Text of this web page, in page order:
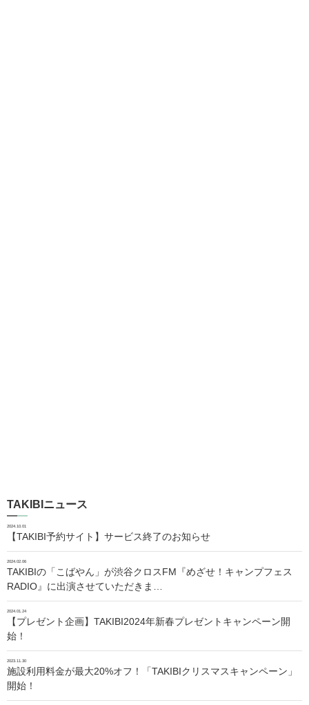
TAKIBIニュース
2024.10.01
【TAKIBI予約サイト】サービス終了のお知らせ
2024.02.06
TAKIBIの「こばやん」が渋谷クロスFM『めざせ！キャンプフェス
RADIO』に出演させていただきま…
2024.01.24
【プレゼント企画】TAKIBI2024年新春プレゼントキャンペーン開
始！
2023.11.30
施設利用料金が最大20%オフ！「TAKIBIクリスマスキャンペーン」
開始！